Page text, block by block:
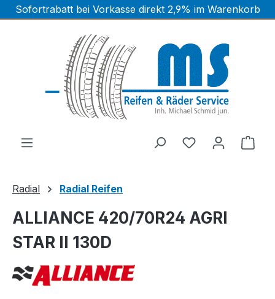
Zum Hauptinhalt springen
Sofortrabatt bei Vorkasse direkt 2,9% im Warenkorb
Radial Radial Reifen
ALLIANCE 420/70R24 AGRI
STAR II 130D